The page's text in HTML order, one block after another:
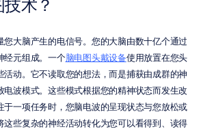
术？
您大脑产生的电信号。您的大脑由数十亿个通过
经元组成。一个脑电图头戴设备使用放置在您头
活动。它不读取您的想法，而是捕获由成群的神
电波模式。这些模式根据您的精神状态而发生改
于一项任务时，您脑电波的呈现状态与您放松或
这些复杂的神经活动转化为您可以看得到、读得